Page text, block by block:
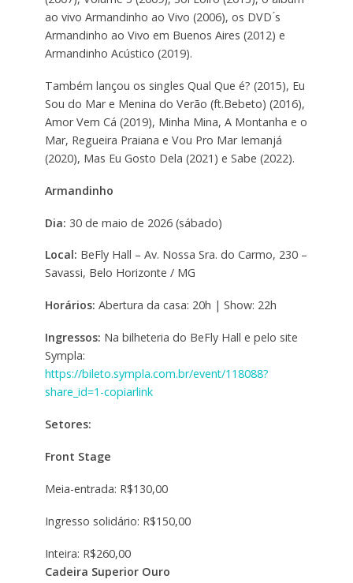
ao vivo Armandinho ao Vivo (2006), os DVD ́s
Armandinho ao Vivo em Buenos Aires (2012) e
Armandinho Acústico (2019).
Também lançou os singles Qual Que é? (2015), Eu
Sou do Mar e Menina do Verão (ft.Bebeto) (2016),
Amor Vem Cá (2019), Minha Mina, A Montanha e o
Mar, Regueira Praiana e Vou Pro Mar Iemanjá
(2020), Mas Eu Gosto Dela (2021) e Sabe (2022).
Armandinho
Dia: 30 de maio de 2026 (sábado)
Local: BeFly Hall – Av. Nossa Sra. do Carmo, 230 –
Savassi, Belo Horizonte / MG
Horários: Abertura da casa: 20h | Show: 22h
Ingressos: Na bilheteria do BeFly Hall e pelo site
Sympla:
https://bileto.sympla.com.br/event/118088?
share_id=1-copiarlink
Setores:
Front Stage
Meia-entrada: R$130,00
Ingresso solidário: R$150,00
Inteira: R$260,00
Cadeira Superior Ouro